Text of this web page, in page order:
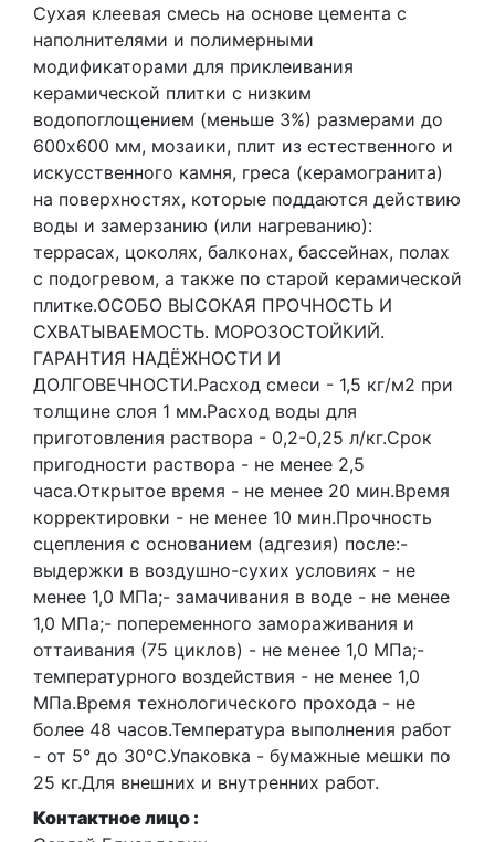
Сухая клеевая смесь на основе цемента с
наполнителями и полимерными
модификаторами для приклеивания
керамической плитки с низким
водопоглощением (меньше 3%) размерами до
600х600 мм, мозаики, плит из естественного и
искусственного камня, греса (керамогранита)
на поверхностях, которые поддаются действию
воды и замерзанию (или нагреванию):
террасах, цоколях, балконах, бассейнах, полах
с подогревом, а также по старой керамической
плитке.ОСОБО ВЫСОКАЯ ПРОЧНОСТЬ И
СХВАТЫВАЕМОСТЬ. МОРОЗОСТОЙКИЙ.
ГАРАНТИЯ НАДЁЖНОСТИ И
ДОЛГОВЕЧНОСТИ.Расход смеси - 1,5 кг/м2 при
толщине слоя 1 мм.Расход воды для
приготовления раствора - 0,2-0,25 л/кг.Срок
пригодности раствора - не менее 2,5
часа.Открытое время - не менее 20 мин.Время
корректировки - не менее 10 мин.Прочность
сцепления с основанием (адгезия) после:-
выдержки в воздушно-сухих условиях - не
менее 1,0 МПа;- замачивания в воде - не менее
1,0 МПа;- попеременного замораживания и
оттаивания (75 циклов) - не менее 1,0 МПа;-
температурного воздействия - не менее 1,0
МПа.Время технологического прохода - не
более 48 часов.Температура выполнения работ
- от 5° до 30°С.Упаковка - бумажные мешки по
25 кг.Для внешних и внутренних работ.
Контактное лицо :